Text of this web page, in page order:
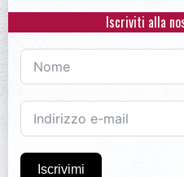
Iscriviti alla
Iscrivimi